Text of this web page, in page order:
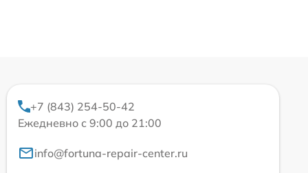
+7 (843) 254-50-42
Ежедневно с 9:00 до 21:00
info@fortuna-repair-center.ru